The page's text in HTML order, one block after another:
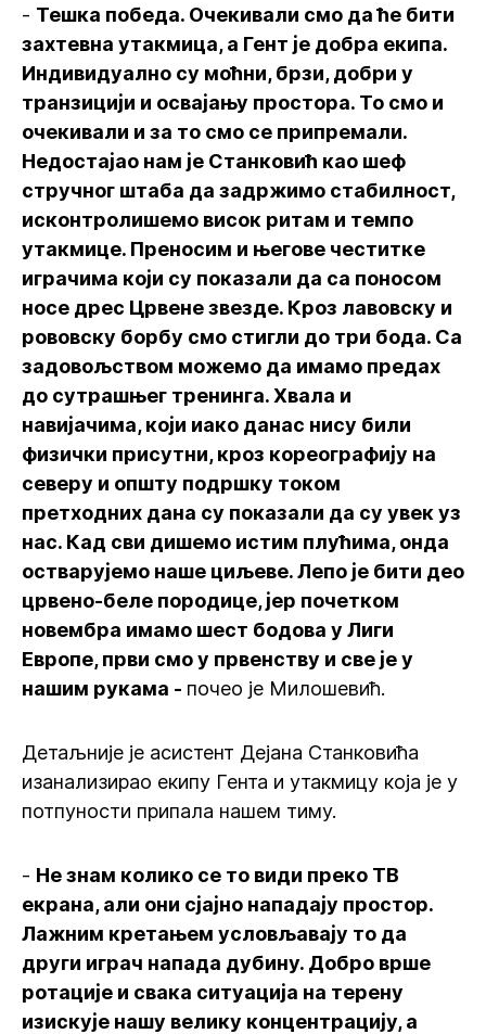
- Тешка победа. Очекивали смо да ће бити
захтевна утакмица, а Гент је добра екипа.
Индивидуално су моћни, брзи, добри у
транзицији и освајању простора. То смо и
очекивали и за то смо се припремали.
Недостајао нам је Станковић као шеф
стручног штаба да задржимо стабилност,
исконтролишемо висок ритам и темпо
утакмице. Преносим и његове честитке
играчима који су показали да са поносом
носе дрес Црвене звезде. Кроз лавовску и
рововску борбу смо стигли до три бода. Са
задовољством можемо да имамо предах
до сутрашњег тренинга. Хвала и
навијачима, који иако данас нису били
физички присутни, кроз кореографију на
северу и општу подршку током
претходних дана су показали да су увек уз
нас. Кад сви дишемо истим плућима, онда
остварујемо наше циљеве. Лепо је бити део
црвено-беле породице, јер почетком
новембра имамо шест бодова у Лиги
Европе, први смо у првенству и све је у
нашим рукама - почео је Милошевић.
Детаљније је асистент Дејана Станковића
изанализирао екипу Гента и утакмицу која је у
потпуности припала нашем тиму.
- Не знам колико се то види преко ТВ
екрана, али они сјајно нападају простор.
Лажним кретањем условљавају то да
други играч напада дубину. Добро врше
ротације и свака ситуација на терену
изискује нашу велику концентрацију, а